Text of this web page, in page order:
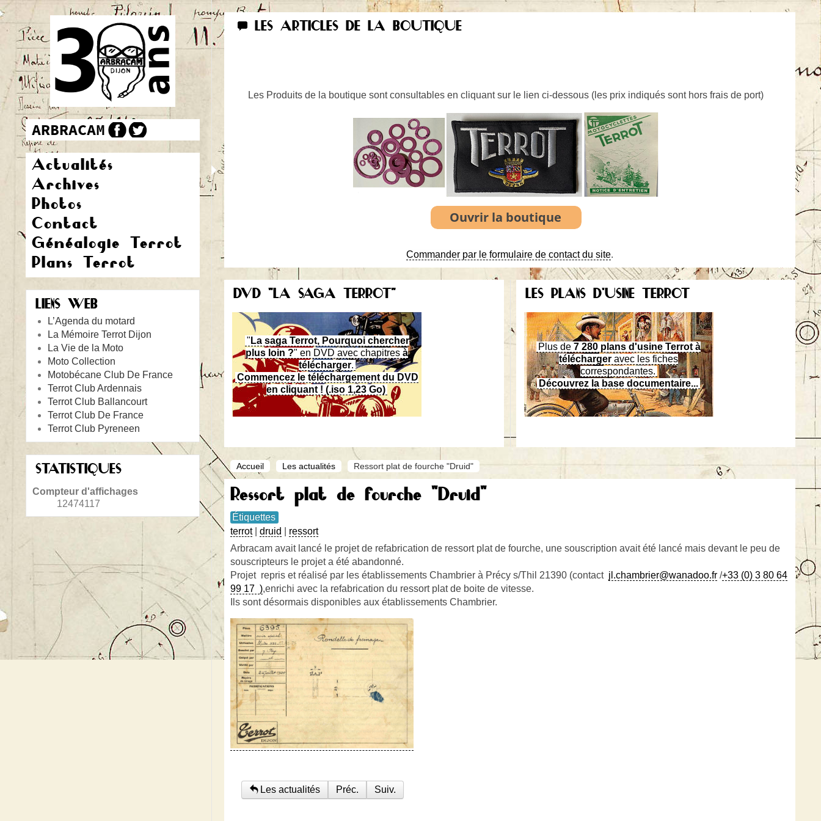
Actualités
Archives
Photos
Contact
Généalogie Terrot
Plans Terrot
LIENS WEB
L’Agenda du motard
La Mémoire Terrot Dijon
La Vie de la Moto
Moto Collection
Motobécane Club De France
Terrot Club Ardennais
Terrot Club Ballancourt
Terrot Club De France
Terrot Club Pyreneen
STATISTIQUES
Compteur d'affichages
12474117
LES ARTICLES DE LA BOUTIQUE
Les Produits de la boutique sont consultables en cliquant sur le lien ci-dessous ( les prix indiqués sont hors frais de port)
Commander par le formulaire de contact du site.
DVD "LA SAGA TERROT"
" La saga Terrot, Pourquoi chercher
plus loin ?" en DVD avec chapitres à
télécharger.
Commencez le téléchargement du DVD
en cliquant ! (.iso 1,23 Go)
LES PLANS D'USINE TERROT
Plus de 7 280 plans d'usine Terrot à
télécharger avec les fiches
correspondantes.
Découvrez la base documentaire...
Accueil Les actualités Ressort plat de fourche "Druid"
Ressort plat de fourche "Druid"
Étiquettes
terrot| druid
ressort
Arbracam avait lancé le projet de refabrication de ressort plat de fourche, une souscription avait été lancé mais devant le peu de
souscripteurs le projet a été abandonné.
Projet repris et réalisé par les établissements Chambrier à Précy s/Thil 21390 (contact jl.chambrier@wanadoo.fr /+33 (0) 3 80 64
99 17 ),enrichi avec la refabrication du ressort plat de boite de vitesse.
Ils sont désormais disponibles aux établissements Chambrier.
Les actualités Préc. Suiv.